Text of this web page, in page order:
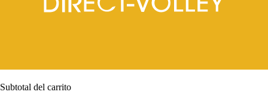
Subtotal del carrito